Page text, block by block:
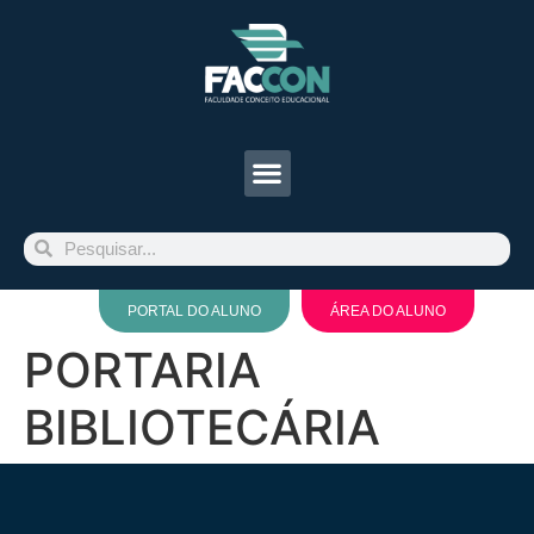
PORTAL DO ALUNO ÁREA DO ALUNO
PORTARIA
BIBLIOTECÁRIA